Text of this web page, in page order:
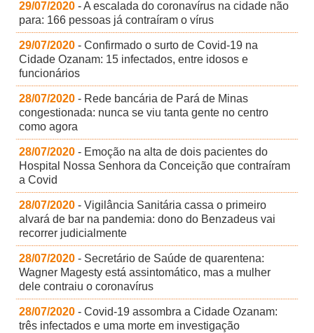
29/07/2020 - A escalada do coronavírus na cidade não
para: 166 pessoas já contraíram o vírus
29/07/2020 - Confirmado o surto de Covid-19 na
Cidade Ozanam: 15 infectados, entre idosos e
funcionários
28/07/2020 - Rede bancária de Pará de Minas
congestionada: nunca se viu tanta gente no centro
como agora
28/07/2020 - Emoção na alta de dois pacientes do
Hospital Nossa Senhora da Conceição que contraíram
a Covid
28/07/2020 - Vigilância Sanitária cassa o primeiro
alvará de bar na pandemia: dono do Benzadeus vai
recorrer judicialmente
28/07/2020 - Secretário de Saúde de quarentena:
Wagner Magesty está assintomático, mas a mulher
dele contraiu o coronavírus
28/07/2020 - Covid-19 assombra a Cidade Ozanam:
três infectados e uma morte em investigação